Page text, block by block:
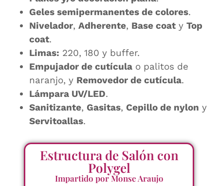
Geles semipermanentes de colores.
Nivelador, Adherente, Base coat y Top
coat.
Limas: 220, 180 y buffer.
Empujador de cutícula o palitos de
naranjo, y Removedor de cutícula.
Lámpara UV/LED.
Sanitizante, Gasitas, Cepillo de nylon y
Servitoallas.
Estructura de Salón con
Polygel
Impartido por Monse Araujo